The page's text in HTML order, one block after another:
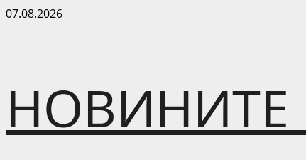
Skip
07.08.2026
НОВИНИТЕ